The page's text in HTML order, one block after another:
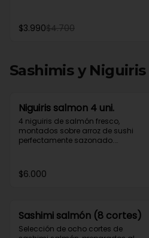
$3.990$4.700
Sashimis y Niguiris
Niguiris salmon 4 uni.
4 niguiris de salmón fresco,
montados sobre arroz de sushi
perfectamente sazonado.
para quienes disfrutan la esencia
del sushi sin distracciones.
$6.000
Sashimi salmón (8 cortes)
Selección de ocho cortes de